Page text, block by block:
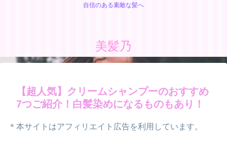
自信のある素敵な髪へ
美髪乃
【超人気】クリームシャンプーのおすすめ
7つご紹介！白髪染めになるものもあり！
＊本サイトはアフィリエイト広告を利用しています。